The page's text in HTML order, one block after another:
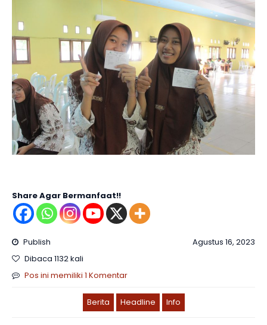
Share Agar Bermanfaat!!
Publish
Agustus 16, 2023
Dibaca 1132 kali
Pos ini memiliki 1 Komentar
Berita Headline Info